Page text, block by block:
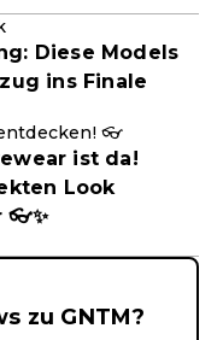
Diese Models
ins Finale
👓
ist da!
Look
zu GNTM?